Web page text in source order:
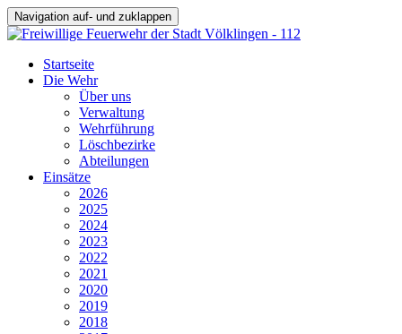
Navigation auf- und zuklappen
Startseite
Die Wehr
Über uns
Verwaltung
Wehrführung
Löschbezirke
Abteilungen
Einsätze
2026
2025
2024
2023
2022
2021
2020
2019
2018